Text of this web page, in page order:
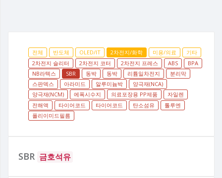
전체 반도체 OLED/IT 2차전지/화학 미용/의료
기타
2차전지 슬리터
2차전지 코터 2차전지 프레스 ABS
BPA
NB라텍스
SBR 동박 동박 리튬일차전지
분리막
스판덱스
아라미드 알루미늄박
양극재(NCA)
양극재(NCM)
에폭시수지 의료포장용 PP제품
자일렌
전해액
타이어코드 타이어코드 탄소섬유
톨루엔
폴리이미드필름
SBR 금호석유